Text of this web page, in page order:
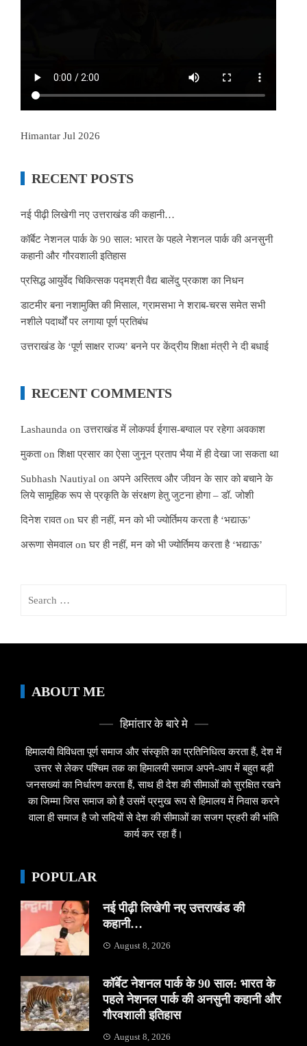
Himantar Jul 2026
RECENT POSTS
नई पीढ़ी लिखेगी नए उत्तराखंड की कहानी…
कॉर्बेट नेशनल पार्क के 90 साल: भारत के पहले नेशनल पार्क की अनसुनी
कहानी और गौरवशाली इतिहास
प्रसिद्ध आयुर्वेद चिकित्सक पद्मश्री वैद्य बालेंदु प्रकाश का निधन
डाटमीर बना नशामुक्ति की मिसाल, ग्रामसभा ने शराब-चरस समेत सभी
नशीले पदार्थों पर लगाया पूर्ण प्रतिबंध
उत्तराखंड के ‘पूर्ण साक्षर राज्य’ बनने पर केंद्रीय शिक्षा मंत्री ने दी बधाई
RECENT COMMENTS
Lashaunda onउत्तराखंड में लोकपर्व ईगास-बग्वाल पर रहेगा अवकाश
मुकताonशिक्षा प्रसार का ऐसा जुनून प्रताप भैया में ही देखा जा सकता था
Subhash Nautiyal on अपने अस्तित्व और जीवन के सार को बचाने के
लिये सामूहिक रूप से प्रकृति के संरक्षण हेतु जुटना होगा – डॉ. जोशी
दिनेश रावतonघर ही नहीं, मन को भी ज्योर्तिमय करता है ‘भद्याऊ’
अरूणा सेमवाल onघर ही नहीं, मन को भी ज्योर्तिमय करता है ‘भद्याऊ’
ABOUT ME
हिमांतार के बारे मे
हिमालयी विविधता पूर्ण समाज और संस्कृति का प्रतिनिधित्व करता हैं, देश में
उत्तर से लेकर पश्चिम तक का हिमालयी समाज अपने-आप में बहुत बड़ी
जनसख्यां का निर्धारण करता हैं, साथ ही देश की सीमाओं को सुरक्षित रखने
का जिम्मा जिस समाज को है उसमें प्रमुख रूप से हिमालय में निवास करने
वाला ही समाज है जो सदियों से देश की सीमाओं का सजग प्रहरी की भांति
कार्य कर रहा हैं।
POPULAR
नई पीढ़ी लिखेगी नए उत्तराखंड की
कहानी…
August 8, 2026
कॉर्बेट नेशनल पार्क के 90 साल: भारत के
पहले नेशनल पार्क की अनसुनी कहानी और
गौरवशाली इतिहास
August 8, 2026